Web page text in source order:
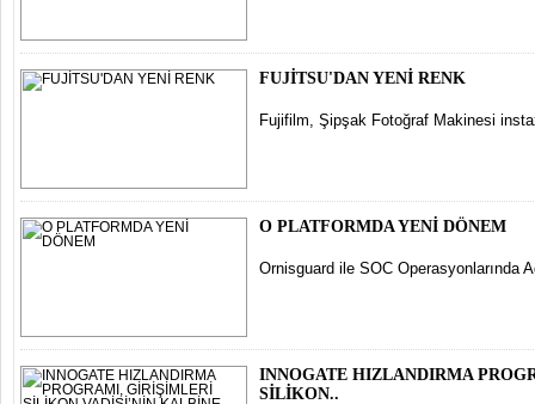
FUJİTSU'DAN YENİ RENK
Fujifilm, Şipşak Fotoğraf Makinesi
O PLATFORMDA YENİ DÖNEM
Ornisguard ile SOC Operasyonlarında
INNOGATE HIZLANDIRMA
SİLİKON..